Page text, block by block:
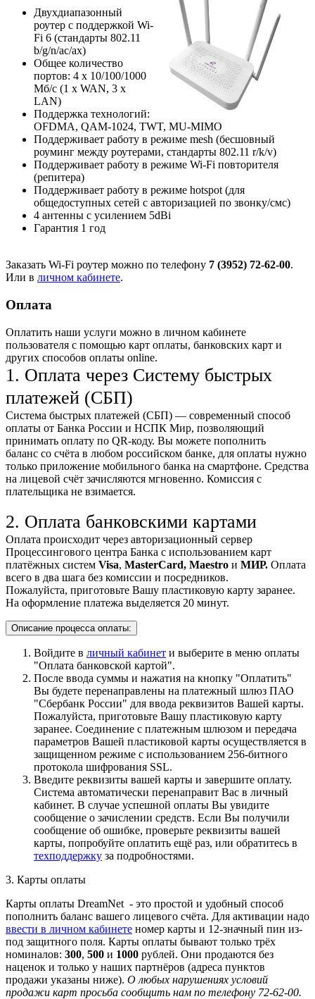
Двухдиапазонный
роутер с поддержкой Wi-
Fi 6 (стандарты 802.11
b/g/n/ac/ax)
Общее количество
портов: 4 х 10/100/1000
Мб/с (1 x WAN, 3 x
LAN)
Поддержка технологий:
OFDMA, QAM-1024, TWT, MU-MIMO
Поддерживает работу в режиме mesh (бесшовный
роуминг между роутерами, стандарты 802.11 r/k/v)
Поддерживает работу в режиме Wi-Fi повторителя
(репитера)
Поддерживает работу в режиме hotspot (для
общедоступных сетей с авторизацией по звонку/смс)
4 антенны с усилением 5dBi
Гарантия 1 год
Заказать Wi-Fi роутер можно по телефону 7 (3952) 72-62-00.
Или в личном кабинете.
Оплата
Оплатить наши услуги можно в личном кабинете
пользователя с помощью карт оплаты, банковских карт и
других способов оплаты online.
1. Оплата через Систему быстрых
платежей (СБП)
Система быстрых платежей (СБП) — современный способ
оплаты от Банка России и НСПК Мир, позволяющий
принимать оплату по QR-коду. Вы можете пополнить
баланс со счёта в любом российском банке, для оплаты нужно
только приложение мобильного банка на смартфоне. Средства
на лицевой счёт зачисляются мгновенно. Комиссия с
плательщика не взимается.
2. Оплата банковскими картами
Оплата происходит через авторизационный сервер
Процессингового центра Банка с использованием карт
платёжных систем Visa, MasterCard, Maestro и МИР. Оплата
всего в два шага без комиссии и посредников.
Пожалуйста, приготовьте Вашу пластиковую карту заранее.
На оформление платежа выделяется 20 минут.
Описание процесса оплаты:
Войдите в личный кабинет и выберите в меню оплаты
"Оплата банковской картой".
После ввода суммы и нажатия на кнопку "Оплатить"
Вы будете перенаправлены на платежный шлюз ПАО
"Сбербанк России" для ввода реквизитов Вашей карты.
Пожалуйста, приготовьте Вашу пластиковую карту
заранее. Соединение с платежным шлюзом и передача
параметров Вашей пластиковой карты осуществляется в
защищенном режиме с использованием 256-битного
протокола шифрования SSL.
Введите реквизиты вашей карты и завершите оплату.
Система автоматически перенаправит Вас в личный
кабинет. В случае успешной оплаты Вы увидите
сообщение о зачислении средств. Если Вы получили
сообщение об ошибке, проверьте реквизиты вашей
карты, попробуйте оплатить ещё раз, или обратитесь в
техподдержку за подробностями.
3. Карты оплаты
Карты оплаты DreamNet - это простой и удобный способ
пополнить баланс вашего лицевого счёта. Для активации надо
ввести в личном кабинете номер карты и 12-значный пин из-
под защитного поля. Карты оплаты бывают только трёх
номиналов: 300, 500 и 1000 рублей. Они продаются без
наценок и только у наших партнёров (адреса пунктов
продажи указаны ниже). О любых нарушениях условий
продажи карт просьба сообщить нам по телефону 72-62-00.